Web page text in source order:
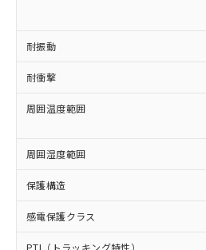
耐振動
耐衝撃
周囲温度範囲
周囲湿度範囲
保護構造
感電保護クラス
PTI（トラッキング特性）
正式な納期状況およ
様のお取引先、また
ムロン制御機器販売
オムロン制御機器販
販売ネットワ
事前の承諾なく第三
示しないようお願い
マイパーツ機能（部
ビス）をご利用いた
メンバーズにご登録
あります。
(PBDE) 1000ppm以下、フタル酸
ル) (DEHP)(別名：DOP)
（DBP） 1000ppm以下、フタ
但し、RoHS指令で産業用監視お
フタル酸エステル類の４物質に
図的な使用がないことを確認して
※2 対応予定月
部品在庫の切り替え状況
月が前後することがあり
ニル類) : 1000ppm、 PBDEs(ポリ
イソブチル) : 1000ppm、 BBP(フ
DEHP(フタル酸ビス(2-エチルヘ
「ｅ」：有害物質（10物
準値以下であることを示
「10」：通常の使用状況
質が外部に漏えいし、環
及ぼさない年数を意味し
当社は規制貨物を破
全に破砕するなど、
いよう必要な手段を
当社は貴社製品を、
ル、化学兵器、生物
武器並びにこれらの
当社は、貴社製品を
場合は、上記1、2
該第三者に通知しま
販売先および販売に
り引きをいたしませ
一定数以上の在
一定数には満た
在庫なし(最新
いては、お客様
たはお客様担当
機器販売店・当
白
受注生産機種、
情報を公開して